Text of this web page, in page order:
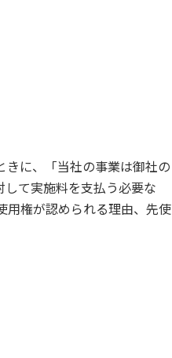
きに、「当社の事業は御社の
て実施料を支払う必要な
用権が認められる理由、先使